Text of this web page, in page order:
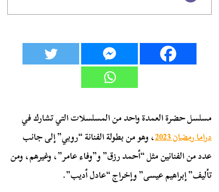
مسلسل حضرة العمدة واحد من المسلسلات التي تشارك في
دراما رمضان 2023
، وهو من بطولة الفنانة “روبي” إلى جانب
عدد من الفنانين مثل “أحمد رزق” و”وفاء عامر”، وغيرهم، ومن
تأليف” إبراهيم عيسى” وإخراج “عادل أديب”.